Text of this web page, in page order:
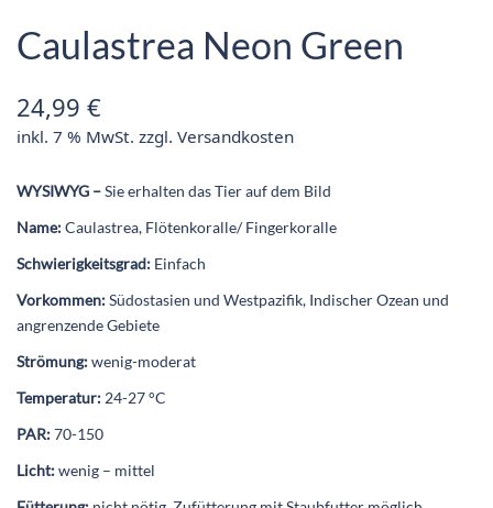
Caulastrea Neon Green
24,99€
inkl. 7 % MwSt. zzgl.Versandkosten
WYSIWYG –Sie erhalten das Tier auf dem Bild
Name:Caulastrea, Flötenkoralle/ Fingerkoralle
Schwierigkeitsgrad: Einfach
Vorkommen:Südostasien und Westpazifik, Indischer Ozean und
angrenzende Gebiete
Strömung:wenig-moderat
Temperatur: 24-27 °C
PAR:70-150
Licht:wenig – mittel